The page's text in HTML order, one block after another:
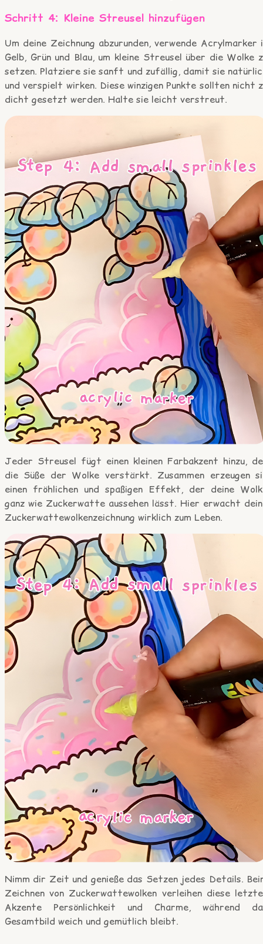
Schritt 4: Kleine Streusel hinzufügen
Um deine Zeichnung abzurunden, verwende Acrylmarker
Gelb, Grün und Blau, um kleine Streusel über die Wolke
setzen. Platziere sie sanft und zufällig, damit sie
und verspielt wirken. Diese winzigen Punkte sollten nicht
dicht gesetzt werden. Halte sie leicht verstreut.
Jeder Streusel fügt einen kleinen Farbakzent hinzu,
die Süße der Wolke verstärkt. Zusammen erzeugen
einen fröhlichen und spaßigen Effekt, der deine
ganz wie Zuckerwatte aussehen lässt. Hier erwacht
Zuckerwattewolkenzeichnung wirklich zum Leben.
Nimm dir Zeit und genieße das Setzen jedes Details.
Zeichnen von Zuckerwattewolken verleihen diese
Akzente Persönlichkeit und Charme, während
Gesamtbild weich und gemütlich bleibt.